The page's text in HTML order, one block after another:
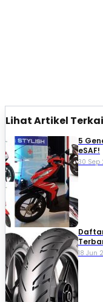
Lihat Artikel
5
eSAF!
30 Sep
18 Jun